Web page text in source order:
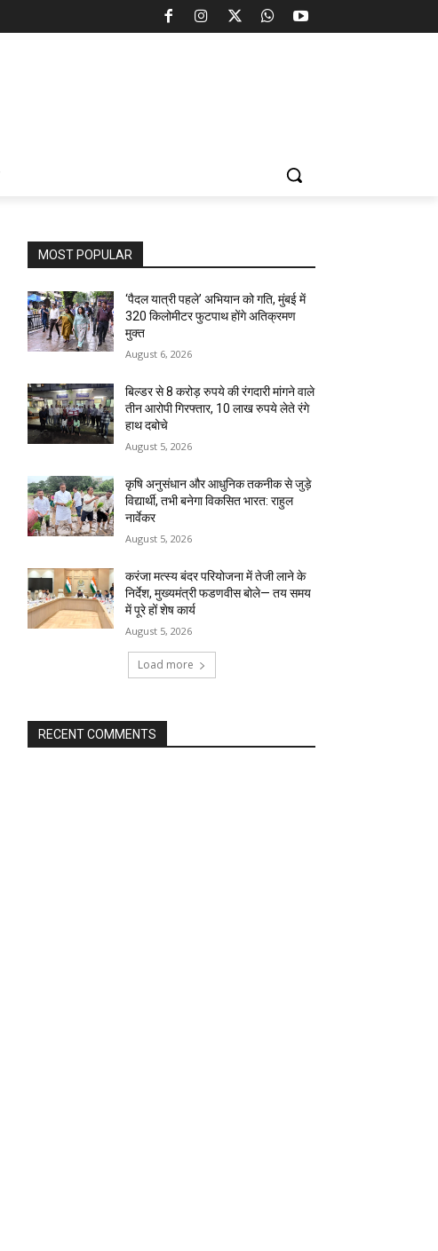
MOST POPULAR
‘पैदल यात्री पहले’ अभियान को गति, मुंबई में
320 किलोमीटर फुटपाथ होंगे अतिक्रमण
मुक्त
August 6, 2026
बिल्डर से 8 करोड़ रुपये की रंगदारी मांगने वाले
तीन आरोपी गिरफ्तार, 10 लाख रुपये लेते रंगे
हाथ दबोचे
August 5, 2026
कृषि अनुसंधान और आधुनिक तकनीक से जुड़े
विद्यार्थी, तभी बनेगा विकसित भारत: राहुल
नार्वेकर
August 5, 2026
करंजा मत्स्य बंदर परियोजना में तेजी लाने के
निर्देश, मुख्यमंत्री फडणवीस बोले— तय समय
में पूरे हों शेष कार्य
August 5, 2026
Load more
RECENT COMMENTS